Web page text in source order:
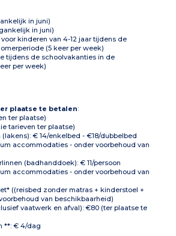
in juni)
in juni)
kinderen van 4-12 jaar tijdens de
(5 keer per week)
tijdens de schoolvakanties in de
per week)
plaatse te betalen:
ter plaatse)
tarieven ter plaatse)
€ 14/enkelbed - €18/dubbelbed
accommodaties - onder voorbehoud van
(badhanddoek): € 11/persoon
accommodaties - onder voorbehoud van
((reisbed zonder matras + kinderstoel +
van beschikbaarheid)
vaatwerk en afval): €80 (ter plaatse te
**: € 4/dag